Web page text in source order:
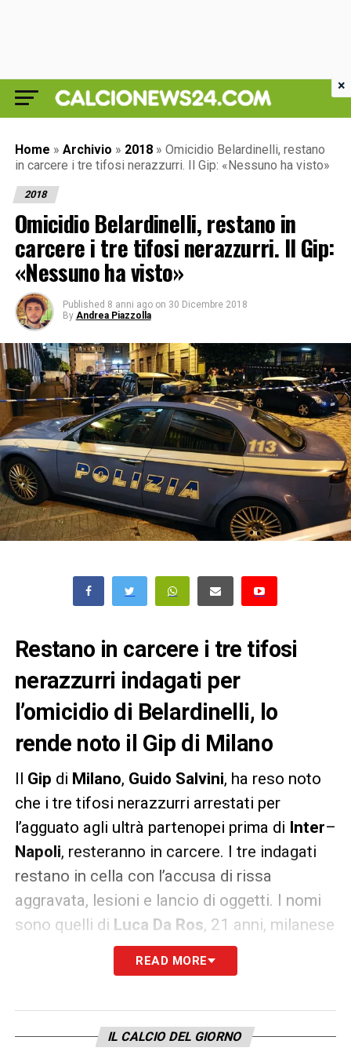
Home » Archivio » 2018 » Omicidio Belardinelli, restano
in carcere i tre tifosi nerazzurri. Il Gip: «Nessuno ha visto»
2018
Omicidio Belardinelli, restano in
carcere i tre tifosi nerazzurri. Il Gip:
«Nessuno ha visto»
Published 8 anni ago on 30 Dicembre 2018
By Andrea Piazzolla
Restano in carcere i tre tifosi
nerazzurri indagati per
l’omicidio di Belardinelli, lo
rende noto il Gip di Milano
Gip di Milano, Guido Salvini, ha reso noto
che i tre tifosi nerazzurri arrestati per
l’agguato agli ultrà partenopei prima di Inter–
Napoli, resteranno in carcere. I tre indagati
restano in cella con l’accusa di rissa
aggravata, lesioni e lancio di oggetti. I nomi
sono quelli di Luca Da Ros, 21 anni, milanese
Porta Romana,Francesco Baj,
Simone Tira, 31 anni, di
solamente Luca Da Ros «ha mostrato nel
corso dell’interrogatorio, una assai maggiore
READ MORE
IL CALCIO DEL GIORNO
×